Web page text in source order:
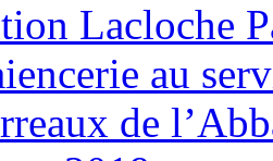
Lacloche
au
de